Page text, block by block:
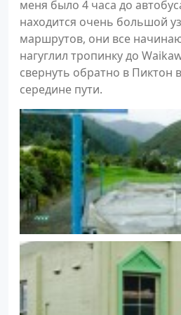
меня было 4 часа до
находится очень большой
маршрутов, они все
нагуглил тропинку до
свернуть обратно в Пиктон
середине пути.